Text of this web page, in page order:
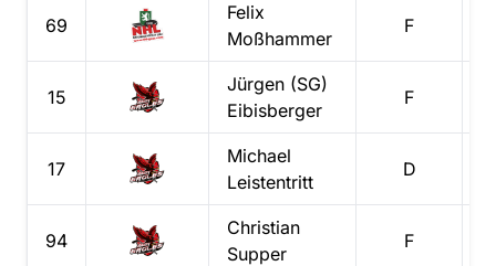
69
Felix
Moßhammer
F
15
Jürgen (SG)
Eibisberger
F
17
Michael
Leistentritt
D
94
Christian
Supper
F